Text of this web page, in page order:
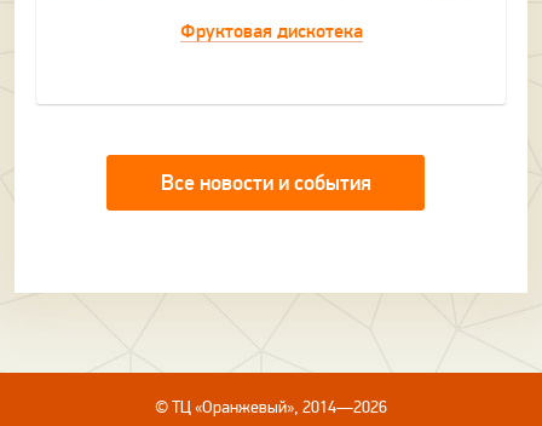
Фруктовая дискотека
Все новости и события
© ТЦ «Оранжевый», 2014—2026